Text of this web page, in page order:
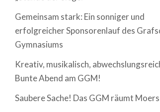
Gemeinsam stark: Ein sonniger und
erfolgreicher Sponsorenlauf des
Gymnasiums
Kreativ, musikalisch,
Bunte Abend am GGM!
Saubere Sache! Das GGM räumt